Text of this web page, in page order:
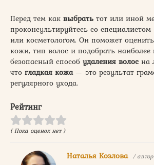
Перед тем как выбрать тот или иной
проконсультируйтесь со
или косметологом. Он поможет
кожи, тип волос и подобрать
безопасный способ удаления волос на
что гладкая кожа— это результат
регулярного ухода.
Рейтинг
( Пока оценок нет )
Наталья Козлова /